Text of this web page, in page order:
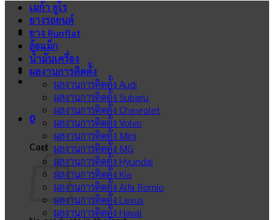
0
Cart
เมก้า ยูโร
ยางรถยนต์
ยาง Runflat
ล้อแม็ก
น้ำมันเครื่อง
ผลงานการติดตั้ง
ผลงานการติดตั้ง Audi
ผลงานการติดตั้ง Subaru
ผลงานการติดตั้ง Chevrolet
ผลงานการติดตั้ง Volvo
ผลงานการติดตั้ง Mini
ผลงานการติดตั้ง MG
ผลงานการติดตั้ง Hyundai
ผลงานการติดตั้ง Kia
ผลงานการติดตั้ง Alfa Romio
ผลงานการติดตั้ง Lexus
ผลงานการติดตั้ง Haval